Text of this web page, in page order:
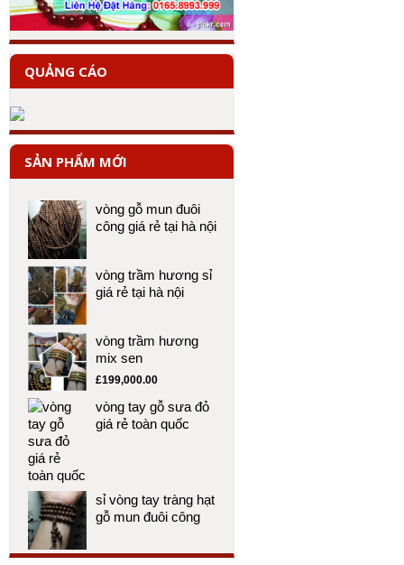
QUẢNG CÁO
SẢN PHẨM MỚI
vòng gỗ mun đuôi
công giá rẻ tại hà nội
vòng trầm hương sỉ
giá rẻ tại hà nội
vòng trầm hương
mix sen
£199,000.00
vòng tay gỗ sưa đỏ
giá rẻ toàn quốc
sỉ vòng tay tràng hạt
gỗ mun đuôi công